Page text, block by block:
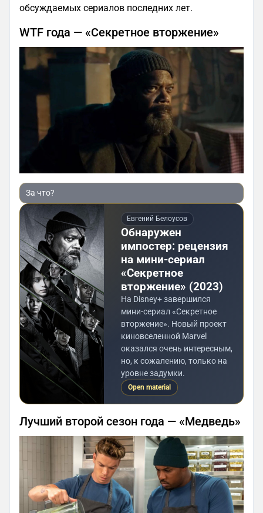
обсуждаемых сериалов последних лет.
WTF года — «Секретное вторжение»
За что?
Евгений Белоусов
Обнаружен
импостер: рецензия
на мини-сериал
«Секретное
вторжение» (2023)
На Disney+ завершился
мини-сериал «Секретное
вторжение». Новый проект
киновселенной Marvel
оказался очень интересным,
но, к сожалению, только на
уровне задумки.
Open material
Лучший второй сезон года — «Медведь»